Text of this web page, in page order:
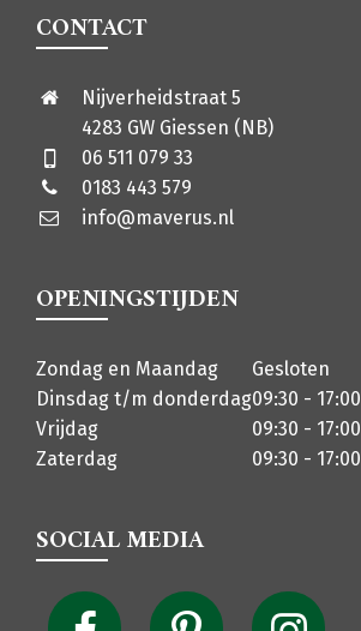
CONTACT
Nijverheidstraat 5
4283 GW Giessen (NB)
06 511 079 33
0183 443 579
info@maverus.nl
OPENINGSTIJDEN
Zondag en Maandag
Gesloten
Dinsdag t/m donderdag09:30 - 17:00
Vrijdag
09:30 - 17:00
Zaterdag
09:30 - 17:00
SOCIAL MEDIA